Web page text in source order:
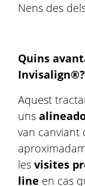
Nens des
Quins
Invisalign®?
Aquest
uns
van canviant
les visites
line en cas